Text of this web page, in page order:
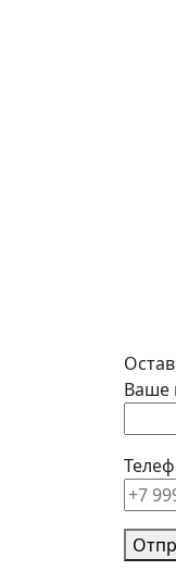
Ваше